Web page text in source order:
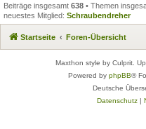
Beiträge insgesamt 638 • Themen
neuestes Mitglied: Schraubendreher
Startseite Foren-Übersicht
Maxthon style by Culprit.
Powered by phpBB®
Deutsche
Datenschutz|